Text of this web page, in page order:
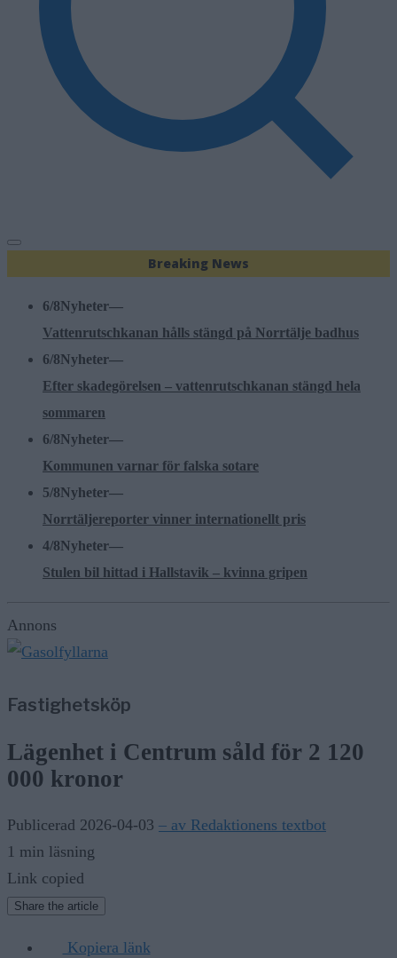
Breaking News
6/8Nyheter—
Vattenrutschkanan hålls stängd på Norrtälje badhus
6/8Nyheter—
Efter skadegörelsen – vattenrutschkanan stängd hela
sommaren
6/8Nyheter—
Kommunen varnar för falska sotare
5/8Nyheter—
Norrtäljereporter vinner internationellt pris
4/8Nyheter—
Stulen bil hittad i Hallstavik – kvinna gripen
Annons
Fastighetsköp
Lägenhet i Centrum såld för 2 120
000 kronor
Publicerad 2026-04-03 – av Redaktionens textbot
1 min läsning
Link copied
Share the article
Kopiera länk